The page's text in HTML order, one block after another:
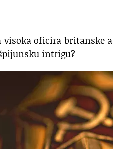
visoka oficira britanske
intrigu?